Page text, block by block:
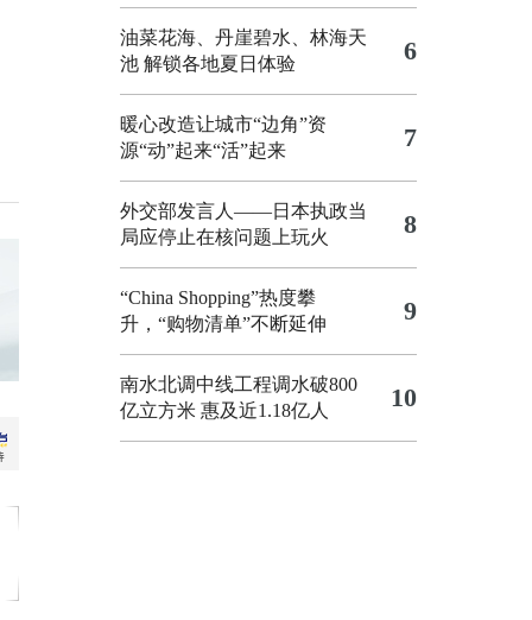
油菜花海、丹崖碧水、林海天
池 解锁各地夏日体验
6
暖心改造让城市“边角”资
源“动”起来“活”起来
7
外交部发言人——日本执政当
局应停止在核问题上玩火
8
“China Shopping”热度攀
升，“购物清单”不断延伸
9
南水北调中线工程调水破800
亿立方米 惠及近1.18亿人
10